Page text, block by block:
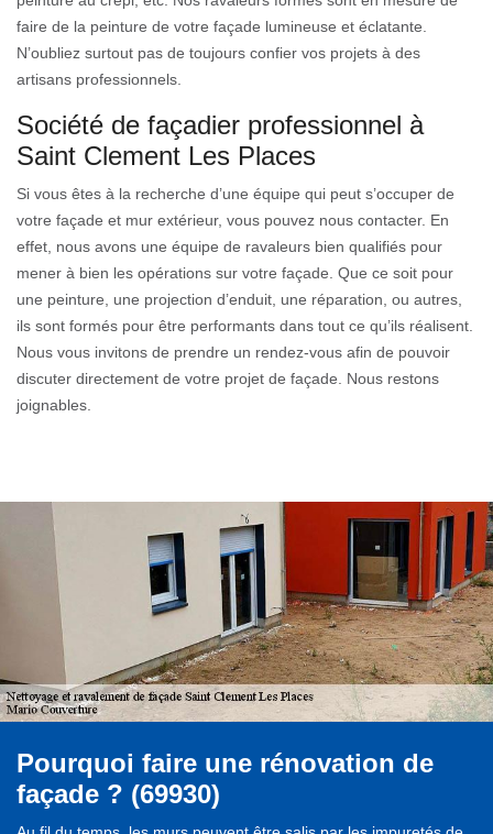
faire de la peinture de votre façade lumineuse et éclatante.
N’oubliez surtout pas de toujours confier vos projets à des
artisans professionnels.
Société de façadier professionnel à
Saint Clement Les Places
Si vous êtes à la recherche d’une équipe qui peut s’occuper de
votre façade et mur extérieur, vous pouvez nous contacter. En
effet, nous avons une équipe de ravaleurs bien qualifiés pour
mener à bien les opérations sur votre façade. Que ce soit pour
une peinture, une projection d’enduit, une réparation, ou autres,
ils sont formés pour être performants dans tout ce qu’ils réalisent.
Nous vous invitons de prendre un rendez-vous afin de pouvoir
discuter directement de votre projet de façade. Nous restons
joignables.
Pourquoi faire une rénovation de
façade ? (69930)